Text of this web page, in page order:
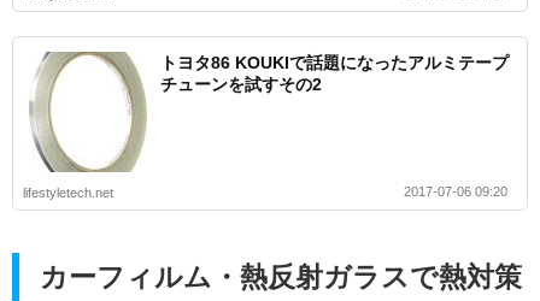
トヨタ86 KOUKIで話題になったアルミテープ
チューンを試すその2
lifestyletech.net 2017-07-06 09:20
カーフィルム・熱反射ガラスで熱対策